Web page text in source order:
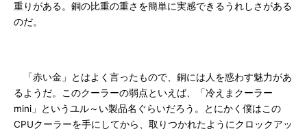
重りがある。銅の比重の重さを簡単に実感できるうれしさがある
のだ。
「赤い金」とはよく言ったもので、銅には人を惑わす魅力があ
るようだ。このクーラーの弱点といえば、「冷えまクーラー
mini」というユル～い製品名ぐらいだろう。とにかく僕はこの
CPUクーラーを手にしてから、取りつかれたようにクロックアッ